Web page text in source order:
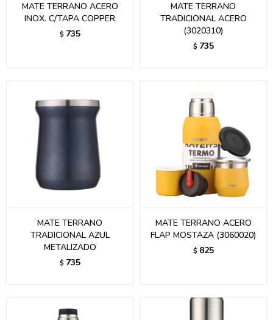
MATE TERRANO ACERO
INOX. C/TAPA COPPER
$ 735
MATE TERRANO
TRADICIONAL ACERO
(3020310)
$ 735
MATE TERRANO
TRADICIONAL AZUL
METALIZADO
$ 735
MATE TERRANO ACERO
FLAP MOSTAZA (3060020)
$ 825